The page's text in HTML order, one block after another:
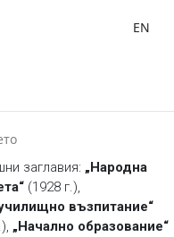
EN
заглавия: „Народна
(1928 г.),
възпитание“
„Начално образование“